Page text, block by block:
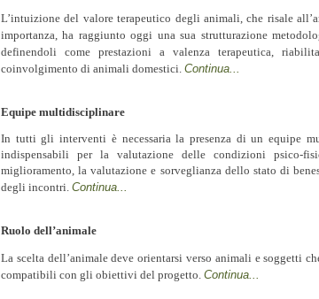
L’intuizione del valore terapeutico degli animali, che risale
importanza, ha raggiunto oggi una sua strutturazione
definendoli come prestazioni a valenza terapeutica,
coinvolgimento di animali domestici. Continua...
Equipe multidisciplinare
In tutti gli interventi è necessaria la presenza di un equipe
indispensabili per la valutazione delle condizioni psico-
miglioramento, la valutazione e sorveglianza dello stato di
degli incontri. Continua...
Ruolo dell’animale
La scelta dell’animale deve orientarsi verso animali e soggetti
compatibili con gli obiettivi del progetto. Continua...